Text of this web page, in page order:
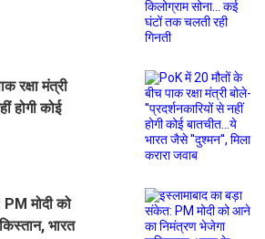
रक्षा मंत्री
होगी कोई
मोदी को
भारत